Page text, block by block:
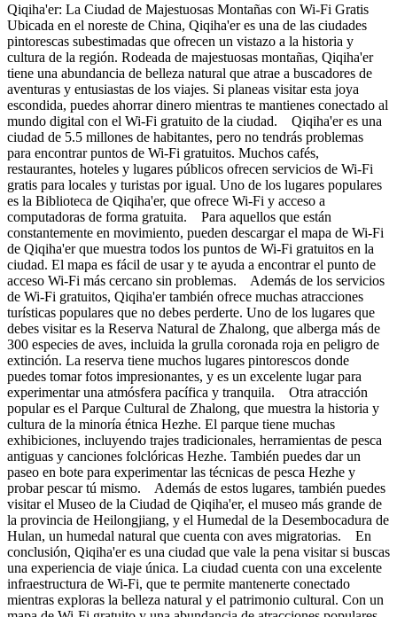
Qiqiha'er: La Ciudad de Majestuosas Montañas con Wi-Fi Gratis
Ubicada en el noreste de China, Qiqiha'er es una de las ciudades
pintorescas subestimadas que ofrecen un vistazo a la historia y
cultura de la región. Rodeada de majestuosas montañas, Qiqiha'er
tiene una abundancia de belleza natural que atrae a buscadores de
aventuras y entusiastas de los viajes. Si planeas visitar esta joya
escondida, puedes ahorrar dinero mientras te mantienes conectado al
mundo digital con el Wi-Fi gratuito de la ciudad. Qiqiha'er es una
ciudad de 5.5 millones de habitantes, pero no tendrás problemas
para encontrar puntos de Wi-Fi gratuitos. Muchos cafés,
restaurantes, hoteles y lugares públicos ofrecen servicios de Wi-Fi
gratis para locales y turistas por igual. Uno de los lugares populares
es la Biblioteca de Qiqiha'er, que ofrece Wi-Fi y acceso a
computadoras de forma gratuita. Para aquellos que están
constantemente en movimiento, pueden descargar el mapa de Wi-Fi
de Qiqiha'er que muestra todos los puntos de Wi-Fi gratuitos en la
ciudad. El mapa es fácil de usar y te ayuda a encontrar el punto de
acceso Wi-Fi más cercano sin problemas. Además de los servicios
de Wi-Fi gratuitos, Qiqiha'er también ofrece muchas atracciones
turísticas populares que no debes perderte. Uno de los lugares que
debes visitar es la Reserva Natural de Zhalong, que alberga más de
300 especies de aves, incluida la grulla coronada roja en peligro de
extinción. La reserva tiene muchos lugares pintorescos donde
puedes tomar fotos impresionantes, y es un excelente lugar para
experimentar una atmósfera pacífica y tranquila. Otra atracción
popular es el Parque Cultural de Zhalong, que muestra la historia y
cultura de la minoría étnica Hezhe. El parque tiene muchas
exhibiciones, incluyendo trajes tradicionales, herramientas de pesca
antiguas y canciones folclóricas Hezhe. También puedes dar un
paseo en bote para experimentar las técnicas de pesca Hezhe y
probar pescar tú mismo. Además de estos lugares, también puedes
visitar el Museo de la Ciudad de Qiqiha'er, el museo más grande de
la provincia de Heilongjiang, y el Humedal de la Desembocadura de
Hulan, un humedal natural que cuenta con aves migratorias. En
conclusión, Qiqiha'er es una ciudad que vale la pena visitar si buscas
una experiencia de viaje única. La ciudad cuenta con una excelente
infraestructura de Wi-Fi, que te permite mantenerte conectado
mientras exploras la belleza natural y el patrimonio cultural. Con un